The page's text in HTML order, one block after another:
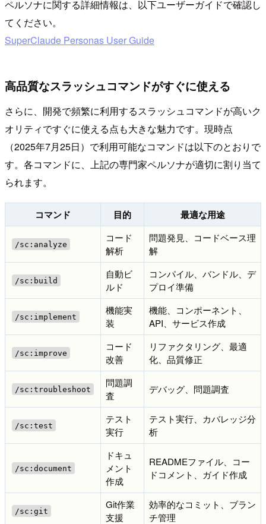
ペルソナに関する詳細情報は、以下ユーザーガイドで確認し
てください。
SuperClaude Personas User Guide
高品質なスラッシュコマンドがすぐに使える
さらに、開発で頻繁に利用するスラッシュコマンドが高いク
オリティですぐに使える点も大きな魅力です。現時点
（2025年7月25日）で利用可能なコマンドは以下のとおりで
す。各コマンドに、上記の専門家ペルソナが適切に割り当て
られます。
コマンド 目的 最適な用途
/sc:analyze
コード
解析
問題発見、コードベース理
解
/sc:build
自動ビ
ルド
コンパイル、バンドル、デ
プロイ準備
/sc:implement
機能実
装
機能、コンポーネント、
API、サービス作成
/sc:improve
コード
改善
リファクタリング、最適
化、品質修正
/sc:troubleshoot
問題調
査
デバッグ、問題調査
/sc:test
テスト
実行
テスト実行、カバレッジ分
析
/sc:document
ドキュ
メント
作成
READMEファイル、コー
ドコメント、ガイド作成
/sc:git
Git作業
支援
効率的なコミット、ブラン
チ管理